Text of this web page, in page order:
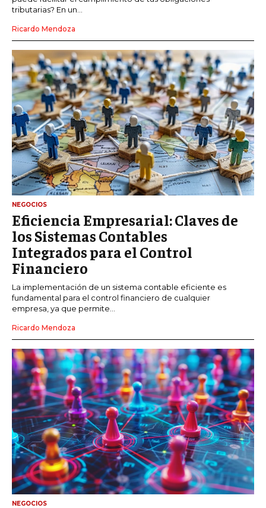
tributarias? En un...
Ricardo Mendoza
NEGOCIOS
Eficiencia Empresarial: Claves de
los Sistemas Contables
Integrados para el Control
Financiero
La implementación de un sistema contable eficiente es
fundamental para el control financiero de cualquier
empresa, ya que permite...
Ricardo Mendoza
NEGOCIOS